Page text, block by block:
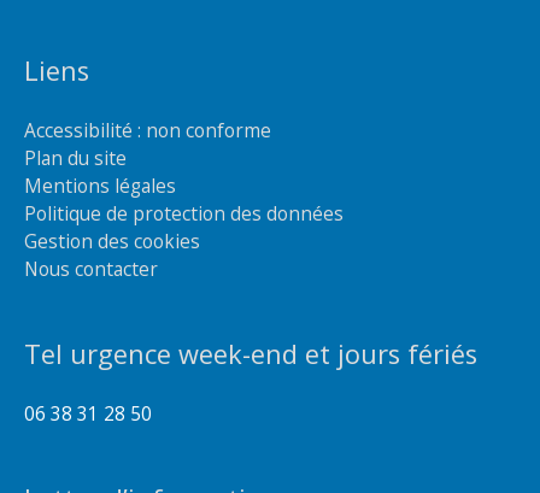
Liens
Accessibilité : non conforme
Plan du site
Mentions légales
Politique de protection des données
Gestion des cookies
Nous contacter
Tel urgence week-end et jours fériés
06 38 31 28 50